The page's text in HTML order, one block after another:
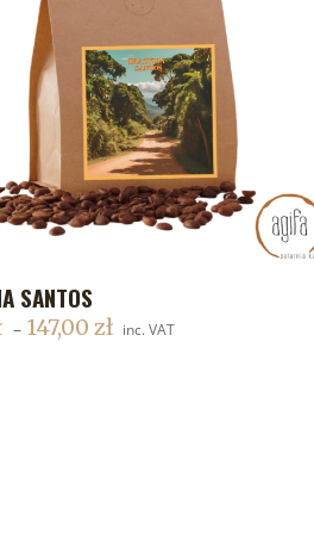
DODAJ DO KOSZYKA
SANTOS
– 147,00 zł inc. VAT